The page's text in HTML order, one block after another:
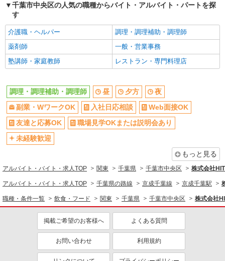
学歴不問
ブランクOK
ミドル（40代～）活躍中
エルダー（50代～）活躍中
シニア（60代～）活躍中
ボーナス・賞与あり
昇給あり
時間固定シフト制
時間や曜日が選べる・シフト自由
禁煙・分煙
家賃補助・住宅手当有
まかない・食事補助
産休・育休取得実績あり
退職金・財形貯蓄制度あり
各種手当（家族・役職・インセン
ティブなど）あり
社割・特典あり
社員登用あり
同じ職種から求人を探す
飲食・フード
調理・調理補助・調理師
同じ特徴から求人を探す
副業・WワークOK 未経験歓迎
千葉市中央区の人気の職種からバイト・アルバイト・パートを探
す
介護職・ヘルパー
調理・調理補助・調理師
薬剤師
一般・営業事務
塾講師・家庭教師
レストラン・専門料理店
調理・調理補助・調理師 昼 夕方
夜
副業・WワークOK
入社日応相談
Web面接OK
友達と応募OK
職場見学OKまたは説明会あり
未経験歓迎
もっと見る
アルバイト・バイト・求人TOP 関東 千葉県 千葉市中央区 株式会社
アルバイト・バイト・求人TOP 千葉県の路線 京成千葉線 京成千葉駅
職種・条件一覧 飲食・フード 関東 千葉県 千葉市中央区 株式会社
掲載ご希望のお客様へ よくある質問
お問い合わせ 利用規約